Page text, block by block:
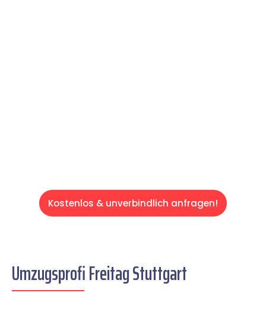
Kostenlos & unverbindlich anfragen!
Umzugsprofi Freitag Stuttgart